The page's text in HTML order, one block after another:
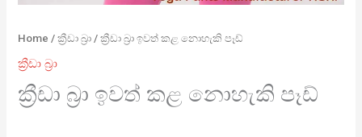
Home /ක්‍රීඩා බ්‍රා / ක්‍රීඩා බ්‍රා ඉවත් කළ නොහැකි පෑඩ්
ක්‍රීඩා බ්‍රා
ක්‍රීඩා බ්‍රා ඉවත් කළ නොහැකි පෑඩ්